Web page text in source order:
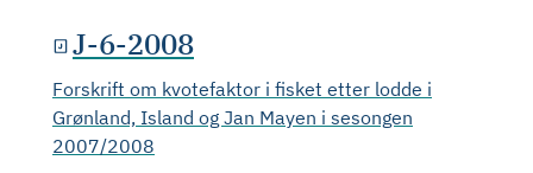
J-6-2008
Forskrift om kvotefaktor i fisket etter lodde i
Grønland, Island og Jan Mayen i sesongen
2007/2008